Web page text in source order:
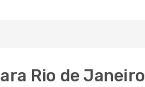
Rio de Janeiro